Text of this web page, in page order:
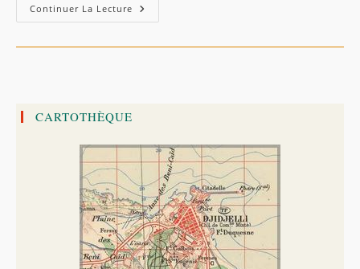
Continuer La Lecture Les
Tremblements
1856
CARTOTHÈQUE